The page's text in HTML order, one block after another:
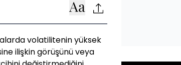
volatilitenin yüksek
ilişkin görüşünü veya